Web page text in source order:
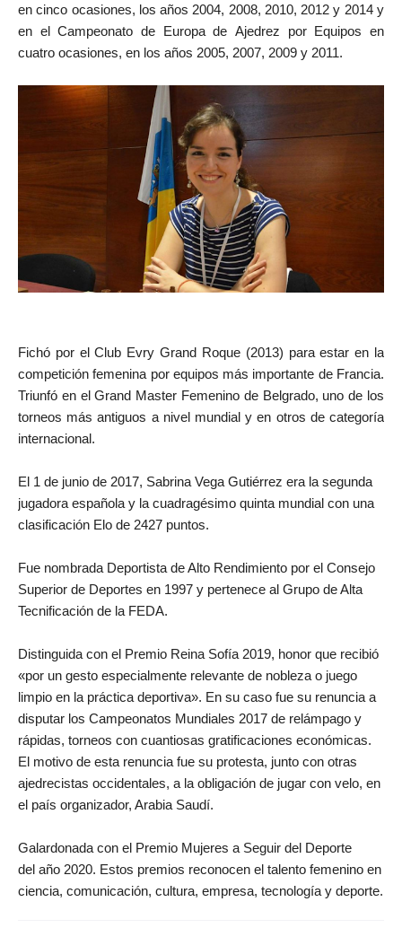
en cinco ocasiones, los años 2004, 2008, 2010, 2012 y 2014 y
en el Campeonato de Europa de Ajedrez por Equipos en
cuatro ocasiones, en los años 2005, 2007, 2009 y 2011.
Fichó por el Club Evry Grand Roque (2013) para estar en la
competición femenina por equipos más importante de Francia.
Triunfó en el Grand Master Femenino de Belgrado, uno de los
torneos másantiguos a nivel mundial y en otros de categoría
internacional.
El 1 de junio de 2017, Sabrina Vega Gutiérrez era la segunda
jugadora española y la cuadragésimo quinta mundial con una
clasificación Elo de 2427 puntos.
Fue nombrada Deportista de Alto Rendimiento por el Consejo
Superior de Deportes en 1997 y pertenece al Grupo de Alta
Tecnificación de la FEDA.
Distinguida con el Premio Reina Sofía 2019, honor que recibió
«por un gesto especialmente relevante de nobleza o juego
limpio en la práctica deportiva». En su caso fue su renuncia a
disputar los Campeonatos Mundiales 2017 de relámpago y
rápidas, torneos con cuantiosas gratificaciones económicas.
El motivo de esta renuncia fue su protesta, junto con otras
ajedrecistas occidentales, a la obligación de jugar con velo, en
el país organizador, Arabia Saudí.
Galardonada con el Premio Mujeres a Seguir del Deporte
del año 2020. Estos premios reconocen el talento femenino en
ciencia, comunicación, cultura, empresa, tecnología y deporte.